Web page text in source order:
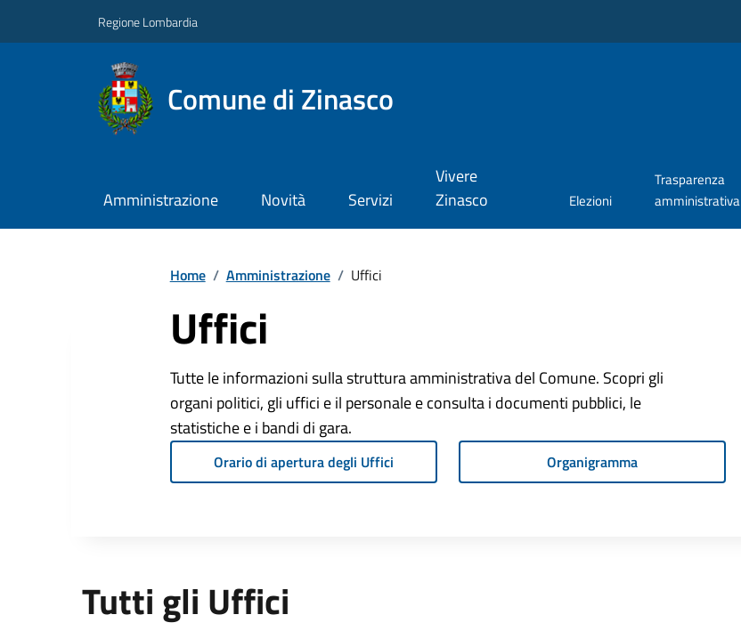
Regione Lombardia
Comune di Zinasco
Amministrazione Novità Servizi
Vivere
Zinasco
Elezioni
Trasparenza
amministrativa
Home / Amministrazione / Uffici
Uffici
Tutte le informazioni sulla struttura amministrativa del Comune. Scopri gli
organi politici, gli uffici e il personale e consulta i documenti pubblici, le
statistiche e i bandi di gara.
Orario di apertura degli Uffici Organigramma
Tutti gli Uffici